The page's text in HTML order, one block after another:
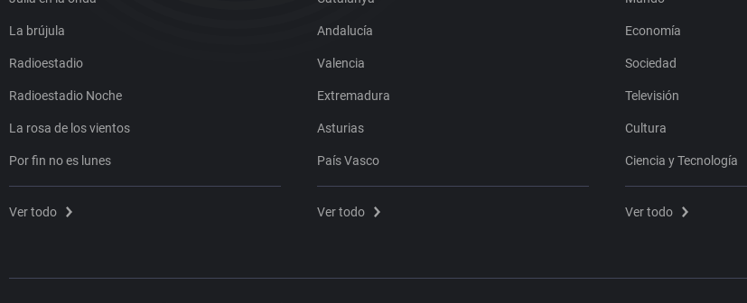
La brújula
Radioestadio
Radioestadio Noche
La rosa de los vientos
Por fin no es lunes
Ver todo
Andalucía
Valencia
Extremadura
Asturias
País Vasco
Ver todo
Economía
Sociedad
Televisión
Cultura
Ciencia y Tecnología
Ver todo